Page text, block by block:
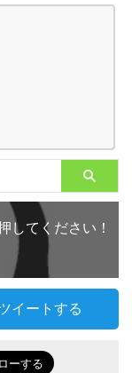
してください！
イートする